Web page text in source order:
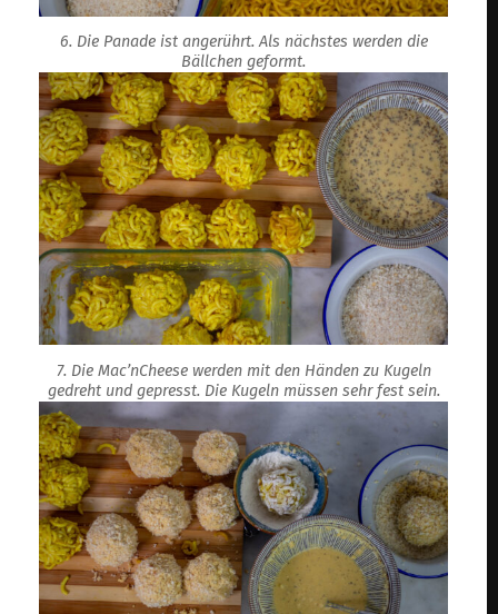
6. Die Panade ist angerührt. Als nächstes werden die
Bällchen geformt.
7. Die Mac’nCheese werden mit den Händen zu Kugeln
gedreht und gepresst. Die Kugeln müssen sehr fest sein.